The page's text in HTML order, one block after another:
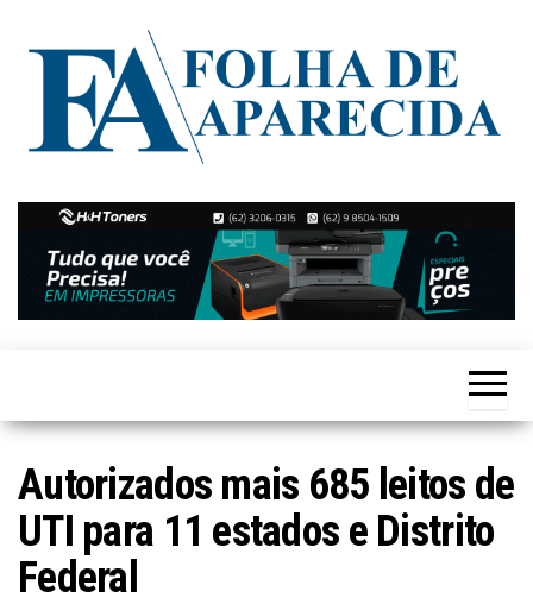
Folha de
Aparecida
Notícias
de
Aparecida
de
Goiânia
Autorizados mais 685 leitos de
UTI para 11 estados e Distrito
Federal